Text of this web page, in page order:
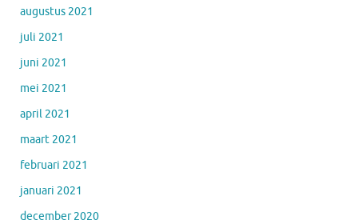
augustus 2021
juli 2021
juni 2021
mei 2021
april 2021
maart 2021
februari 2021
januari 2021
december 2020